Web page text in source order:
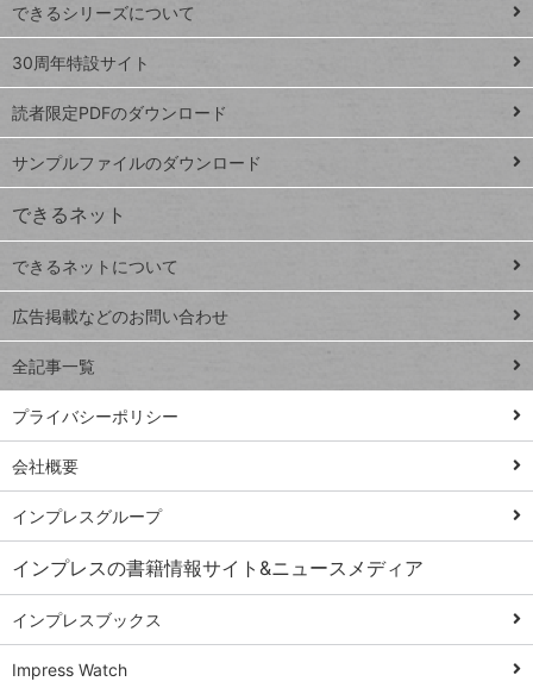
Google
スプレ
ッドシ
ート
iPhone
VLOOKUP
close
閉じ
る
ト
ッ
プ
ペ
ジ
連載
Excel Q&A
トイアンナ流仕
事術
PowerAutomate
ではじめる業務
の完全自動化
AI議事録作成術
Windows 11
Q&A
Teams踏み込み
活用術
Excel講師の仕事
術
できるシリーズについて
30周年特設サイト
読者限定PDFのダウンロード
サンプルファイルのダウンロード
できるネット
できるネットについて
広告掲載などのお問い合わせ
全記事一覧
プライバシーポリシー
会社概要
インプレスグループ
インプレスの書籍情報サイト&ニュースメディア
インプレスブックス
Impress Watch